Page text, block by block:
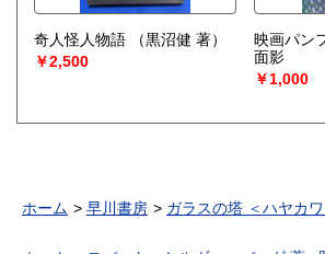
奇人怪人物語
（黒沼健 著）
￥2,500
映画パン
面影
￥1,000
ホーム 早川書房 ガラスの塔 ＜ハヤカ